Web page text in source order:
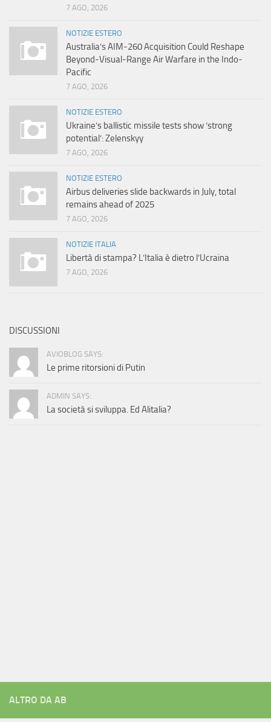
7 AGO, 2026
NOTIZIE ESTERO
Australia’s AIM-260 Acquisition Could Reshape
Beyond-Visual-Range Air Warfare in the Indo-
Pacific
7 AGO, 2026
NOTIZIE ESTERO
Ukraine’s ballistic missile tests show ‘strong
potential’: Zelenskyy
7 AGO, 2026
NOTIZIE ESTERO
Airbus deliveries slide backwards in July, total
remains ahead of 2025
7 AGO, 2026
NOTIZIE ITALIA
Libertà di stampa? L’Italia è dietro l’Ucraina
7 AGO, 2026
DISCUSSIONI
AVIOBLOG SAYS:
Le prime ritorsioni di Putin
ADMIN SAYS:
La società si sviluppa. Ed Alitalia?
ALTRO DA AB